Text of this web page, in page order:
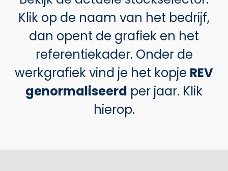
Klik op de naam van het bedrijf,
dan opent de grafiek en het
referentiekader. Onder de
werkgrafiek vind je het kopje REV
genormaliseerd per jaar. Klik
hierop.